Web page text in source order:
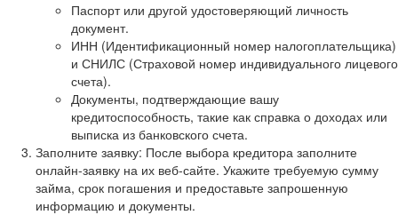
Паспорт или другой удостоверяющий личность
документ.
ИНН (Идентификационный номер налогоплательщика)
и СНИЛС (Страховой номер индивидуального лицевого
счета).
Документы, подтверждающие вашу
кредитоспособность, такие как справка о доходах или
выписка из банковского счета.
Заполните заявку: После выбора кредитора заполните
онлайн-заявку на их веб-сайте. Укажите требуемую сумму
займа, срок погашения и предоставьте запрошенную
информацию и документы.